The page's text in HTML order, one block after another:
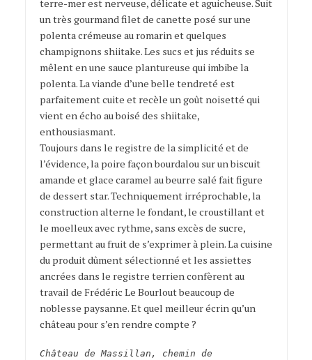
terre-mer est nerveuse, délicate et aguicheuse. Suit
un très gourmand filet de canette posé sur une
polenta crémeuse au romarin et quelques
champignons shiitake. Les sucs et jus réduits se
mêlent en une sauce plantureuse qui imbibe la
polenta. La viande d’une belle tendreté est
parfaitement cuite et recèle un goût noisetté qui
vient en écho au boisé des shiitake,
enthousiasmant.
Toujours dans le registre de la simplicité et de
l’évidence, la poire façon bourdalou sur un biscuit
amande et glace caramel au beurre salé fait figure
de dessert star. Techniquement irréprochable, la
construction alterne le fondant, le croustillant et
le moelleux avec rythme, sans excès de sucre,
permettant au fruit de s’exprimer à plein. La cuisine
du produit dûment sélectionné et les assiettes
ancrées dans le registre terrien confèrent au
travail de Frédéric Le Bourlout beaucoup de
noblesse paysanne. Et quel meilleur écrin qu’un
château pour s’en rendre compte ?
Château de Massillan, chemin de